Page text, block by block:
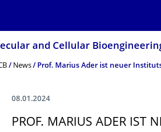
and Cellular
News Prof. Marius Ader ist neuer
08.01.2024
PROF. MARIUS ADER IST